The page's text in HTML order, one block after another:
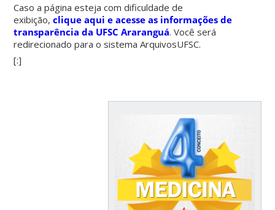
Caso a página esteja com dificuldade de
exibição,clique aqui e acesse as informações de
transparência da UFSC Araranguá. Você será
redirecionado para o sistema ArquivosUFSC.
[:]